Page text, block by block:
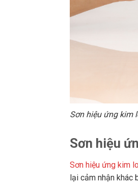
Sơn hiệu ứng kim
Sơn hiệu
Sơn hiệu ứng kim
lại cảm nhận khác